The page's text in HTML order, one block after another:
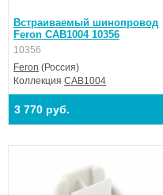
Встраиваемый шинопровод
Feron CAB1004 10356
10356
Feron (Россия)
Коллекция CAB1004
3 770 руб.